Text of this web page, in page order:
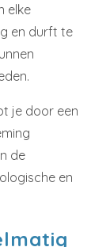
elke
en durft te
je door een
de
en